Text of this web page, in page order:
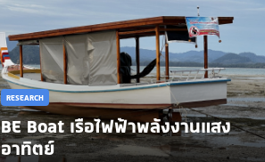
RESEARCH
BE Boat เรือไฟฟ้าพลังงานแสง
อาทิตย์